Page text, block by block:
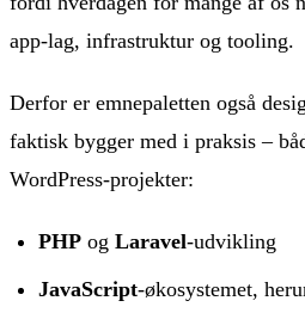
app-lag, infrastruktur og tooling.
Derfor er emnepaletten også
faktisk bygger med i praksis –
WordPress-projekter:
PHP og Laravel-udvikling
JavaScript-økosystemet,